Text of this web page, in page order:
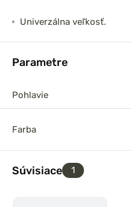
Univerzálna veľkosť.
Parametre
Pohlavie
Farba
Súvisiace 1